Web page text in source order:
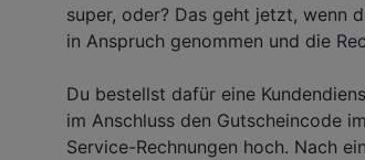
super, oder? Das geht jetzt, wenn
in Anspruch genommen und die
Du bestellst dafür eine
im Anschluss den Gutscheincode
Service-Rechnungen hoch. Nach